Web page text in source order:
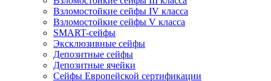
Взломостойкие сейфы IV класса
Взломостойкие сейфы V класса
SMART-сейфы
Эксклюзивные сейфы
Депозитные сейфы
Депозитные ячейки
Сейфы Европейской сертификации